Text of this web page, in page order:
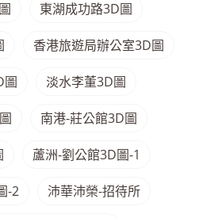
東湖成功路3D圖
香港旅遊局辦公室3D圖
圖 淡水李董3D圖
南港-莊公館3D圖
蘆洲-劉公館3D圖-1
-2 沛華沛榮-招待所